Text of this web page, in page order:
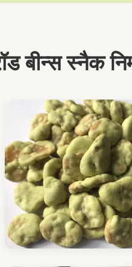
बीन्स स्नैक